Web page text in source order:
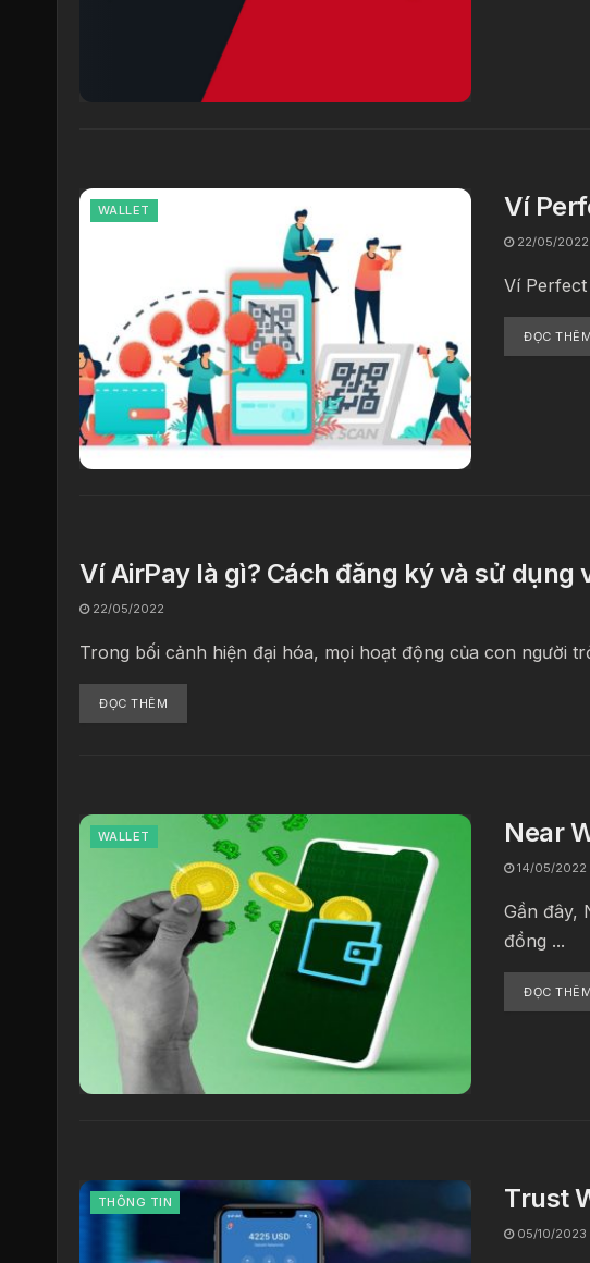
WALLET Ví
22/05/2022
Ví
ĐỌC THÊM
KIẾN THỨC
Ví AirPay là gì? Cách đăng ký và sử dụng
22/05/2022
Trong bối cảnh hiện đại hóa, mọi hoạt động của con người
ĐỌC THÊM
WALLET Near
14/05/2022
Gần đây,
đồng ...
ĐỌC THÊM
THÔNG TIN Trust
05/10/2023